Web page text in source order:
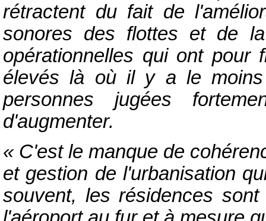
rétractent du fait de
sonores des flottes et de
opérationnelles qui ont pour
élevés là où il y a le
personnes jugées
d'augmenter.
« C'est le manque de
et gestion de l'urbanisation
souvent, les résidences